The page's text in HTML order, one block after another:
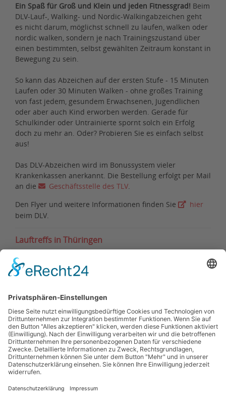
Ein Spaß für Groß und Klein und jeden Fitnessgrad! Beim
DLV-Lauf-, Walking- und Nordic-Walkingabzeichen geht
es nicht darum, möglichst schnell zu laufen, walken oder
nordic walken, sondern je nach Trainingszustand über
einen bestimmten, selbst gewählten Zeitraum konstant in
Bewegung zu sein.
So kann das Abzeichen auf der ersten Stufe - 15 Minuten
Laufen oder 30 Minuten Walken - ohne großes Training
von fast jedem, gesundem Erwachsenen, Jugendlichen
oder aber auch Kind erworben werden. Gerade für
Schulkinder oder Untrainierte spornt solch ein Erfolg
doch zu mehr an. Oder? Probieren Sie es einfach selbst
aus!
Das DLV-Abzeichen wird im Bonussystem vieler
Krankenkassen anerkannt. Die Bestellung erfolgt per Mail
an die
Geschäftsstelle des TLV
Den Flyer und weitere Informationen finden Sie
hier
beim DLV.
Lauftreffs in Thüringen
Änderungen und Meldung weiterer Lauftreffs bitte an
Folgend die Thüringer Lauftreffs, bitte aufklappen:
Mittelthüringen
Nordthüringen
Ostthüringen
Südwestthüringen
Kontakt Impressum